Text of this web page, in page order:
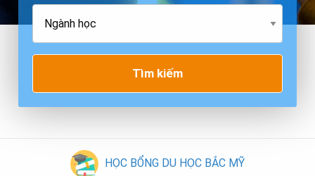
Tìm kiếm
HỌC BỔNG DU HỌC BẮC MỸ